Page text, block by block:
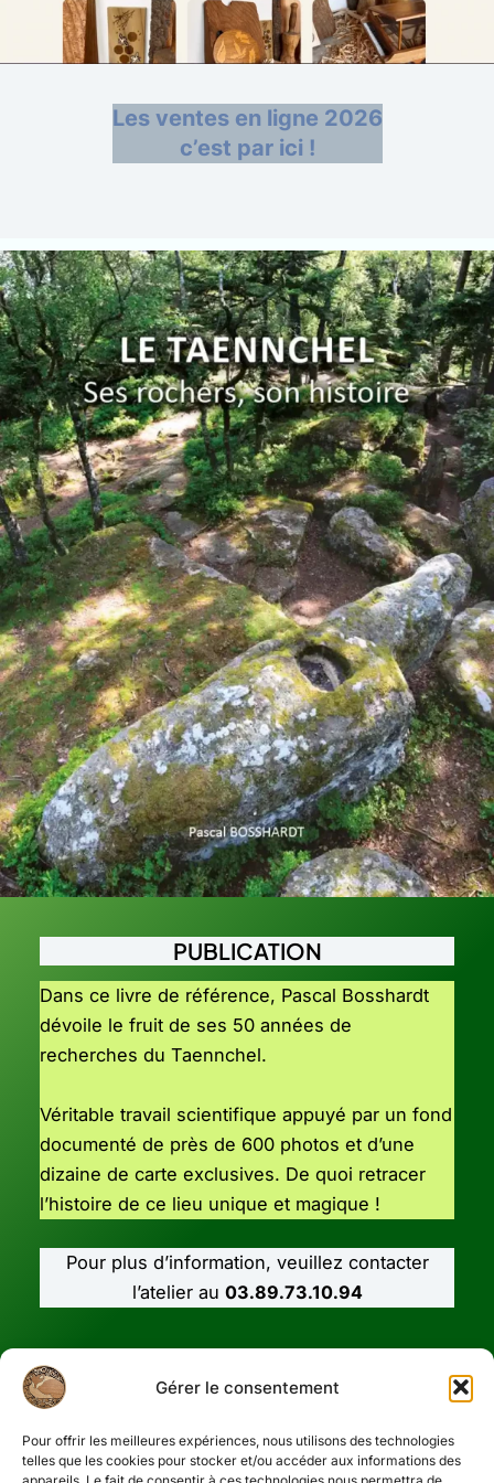
Gérer le consentement
Pour offrir les meilleures expériences, nous utilisons des technologies
telles que les cookies pour stocker et/ou accéder aux informations des
Les ventes en ligne 2026
c’est par ici !
PUBLICATION
Dans ce livre de référence, Pascal Bosshardt
dévoile le fruit de ses 50 années de
recherches du Taennchel.
Véritable travail scientifique appuyé par un fond
documenté de près de 600 photos et d’une
dizaine de carte exclusives. De quoi retracer
l’histoire de ce lieu unique et magique !
Pour plus d’information, veuillez contacter
l’atelier au 03.89.73.10.94
Accueil